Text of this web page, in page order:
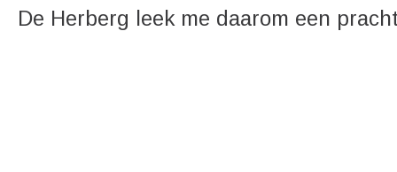
De Herberg leek me daarom een